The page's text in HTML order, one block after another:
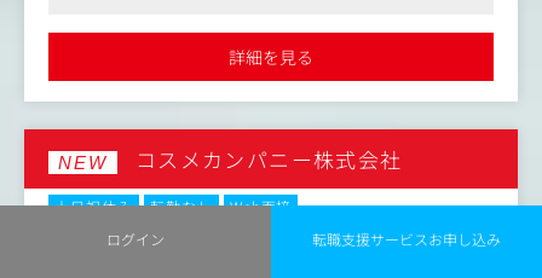
ログイン 転職支援サービスお申し込み
採用と広報を半々で担い、「会社と商品の魅力を伝え、仲
間とファンを増やす」仕事をまるごと担当。
配属は経営直下。経営陣と直接議論しながら戦略から実行
まで担う、事業成長を「人」と「発信」の両輪で加速させ
る新設ポジションです。
あなたが最初のカタチをつくり、将来的には人事広報責任
詳細を見る
NEW コスメカンパニー株式会社
土日祝休み 転勤なし
Web面接
No.86918